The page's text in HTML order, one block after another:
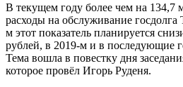
В текущем году более чем на 134,7
расходы на обслуживание госдолга
м этот показатель планируется
рублей, в 2019-м и в последующие
Тема вошла в повестку дня
которое провёл Игорь Руденя.